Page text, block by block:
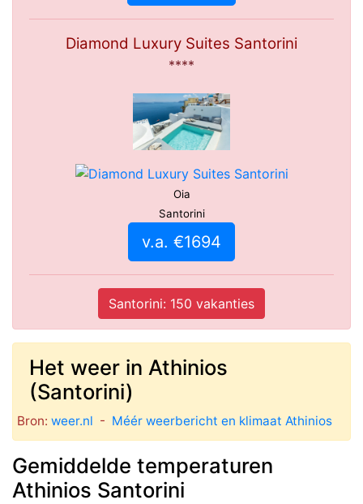
Diamond Luxury Suites Santorini
****
Oia
Santorini
v.a. €1694
Santorini: 150 vakanties
Het weer in Athinios
(Santorini)
Bron: weer.nl - Méér weerbericht en klimaat Athinios
Gemiddelde temperaturen
Athinios Santorini